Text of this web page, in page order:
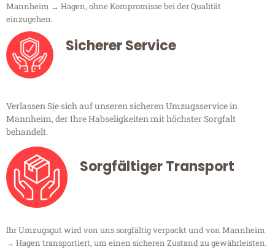
Mannheim → Hagen, ohne Kompromisse bei der Qualität
einzugehen.
Sicherer Service
Verlassen Sie sich auf unseren sicheren Umzugsservice in
Mannheim, der Ihre Habseligkeiten mit höchster Sorgfalt
behandelt.
Sorgfältiger Transport
Ihr Umzugsgut wird von uns sorgfältig verpackt und von Mannheim
→ Hagen transportiert, um einen sicheren Zustand zu gewährleisten.